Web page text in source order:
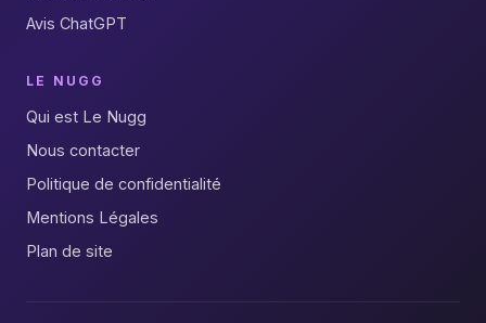
Avis ChatGPT
LE NUGG
Qui est Le Nugg
Nous contacter
Politique de confidentialité
Mentions Légales
Plan de site